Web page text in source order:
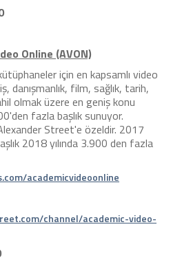
Online (AVON)
için en kapsamlı video
danışmanlık, film, sağlık, tarih,
olmak üzere en geniş konu
fazla başlık sunuyor.
Street'e özeldir. 2017
2018 yılında 3.900 den fazla
academicvideoonline
channel/academic-video-